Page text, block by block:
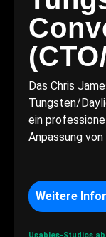
Das Chris
Tungsten/
ein
Anpassung von
Weitere